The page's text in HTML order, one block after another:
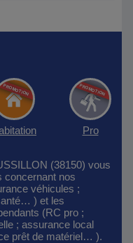
Pro
(38150) vous
concernant nos
véhicules ;
) et les
(RC pro ;
; assurance local
prêt de matériel… ).